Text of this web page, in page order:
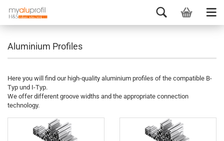
Aluminium Profiles
Here you will find our high-quality aluminium profiles of the compatible B-
Typ und I-Typ.
We offer different groove widths and the appropriate connection
technology.